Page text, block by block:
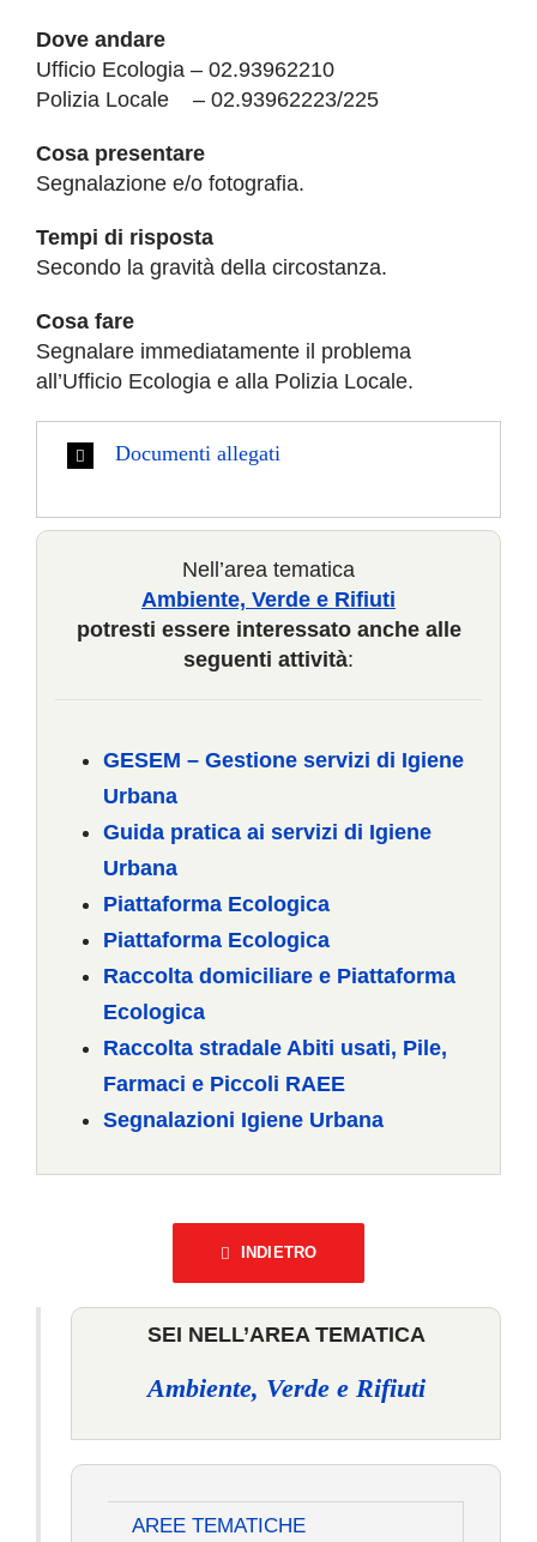
Dove andare
Ufficio Ecologia – 02.93962210
Polizia Locale – 02.93962223/225
Cosa presentare
Segnalazione e/o fotografia.
Tempi di risposta
Secondo la gravità della circostanza.
Cosa fare
Segnalare immediatamente il problema
all’Ufficio Ecologia e alla Polizia Locale.
Documenti allegati
Nell’area tematica
Ambiente, Verde e Rifiuti
potresti essere interessato anche alle
seguenti attività:
GESEM – Gestione servizi di Igiene
Urbana
Guida pratica ai servizi di Igiene
Urbana
Piattaforma Ecologica
Piattaforma Ecologica
Raccolta domiciliare e Piattaforma
Ecologica
Raccolta stradale Abiti usati, Pile,
Farmaci e Piccoli RAEE
Segnalazioni Igiene Urbana
INDIETRO
SEI NELL’AREA TEMATICA
Ambiente, Verde e Rifiuti
AREE TEMATICHE